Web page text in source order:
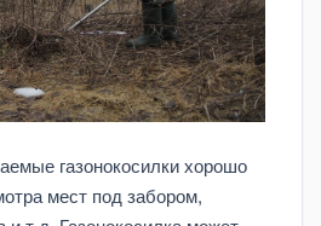
газонокосилки хорошо
мест под забором,